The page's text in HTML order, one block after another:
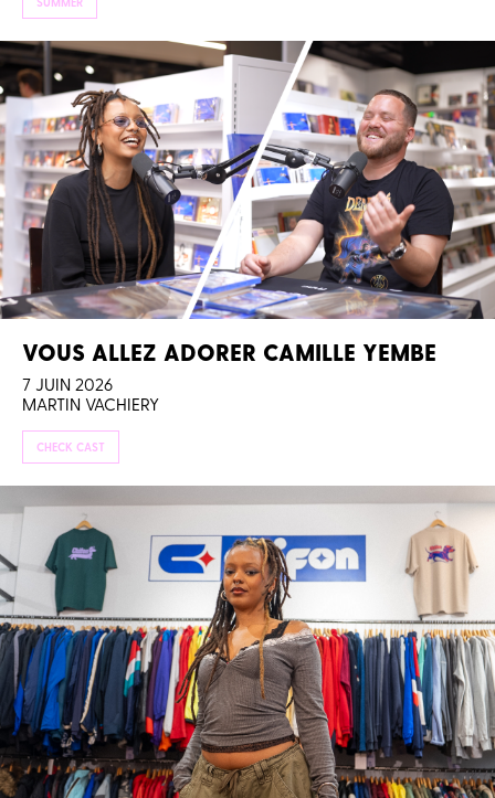
VOUS ALLEZ ADORER CAMILLE YEMBE
7 JUIN 2026
MARTIN VACHIERY
CHECK CAST